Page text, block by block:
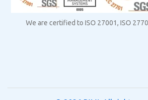
We are certified to ISO 27001, ISO